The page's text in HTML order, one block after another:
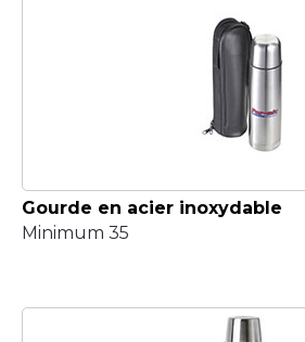
Gourde en acier inoxydable
Minimum 35